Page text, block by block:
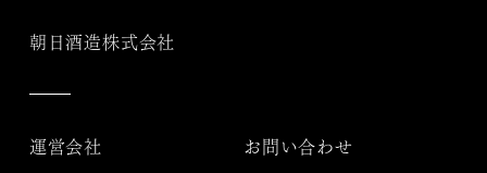
朝日酒造株式会社
運営会社 お問い合わせ